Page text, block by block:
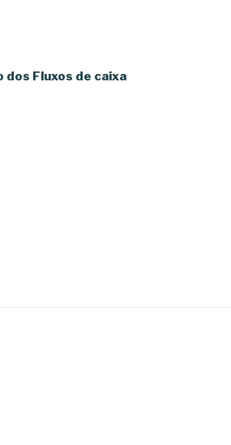
dos Fluxos de caixa